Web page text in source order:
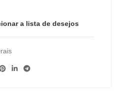
a lista de desejos